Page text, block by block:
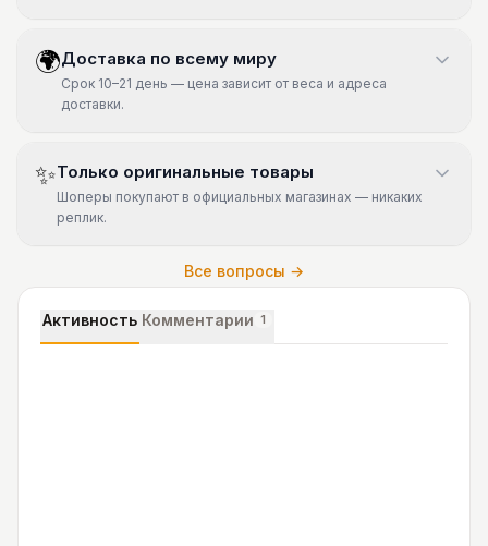
🌍Доставка по всему миру
Срок 10–21 день — цена зависит от веса и адреса
доставки.
✨Только оригинальные товары
Шоперы покупают в официальных магазинах — никаких
реплик.
Все вопросы →
Активность Комментарии 1